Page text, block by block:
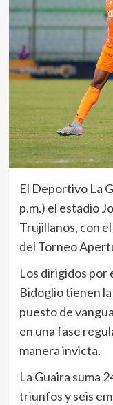
El Deportivo La
p.m.) el estadio
Trujillanos, con
del Torneo
Los dirigidos
Bidoglio tienen
puesto de
en una fase
manera invicta.
La Guaira suma
triunfos y seis